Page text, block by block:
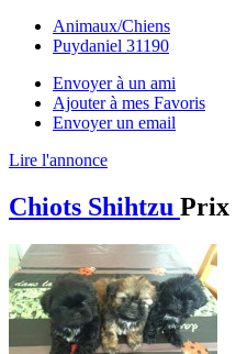
Animaux/Chiens
Puydaniel 31190
Envoyer à un ami
Ajouter à mes Favoris
Envoyer un email
Lire l'annonce
Chiots Shihtzu Prix